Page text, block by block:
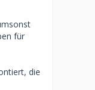
für
die